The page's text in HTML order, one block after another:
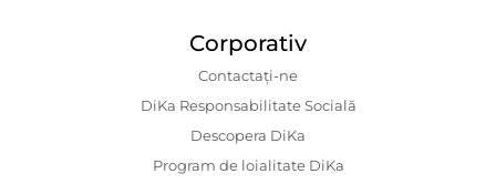
Corporativ
Contactaţi-ne
DiKa Responsabilitate Socială
Descopera DiKa
Program de loialitate DiKa